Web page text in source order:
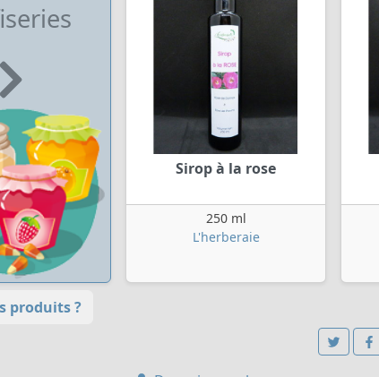
Sirop à la rose
250 ml
L'herberaie
produits ?